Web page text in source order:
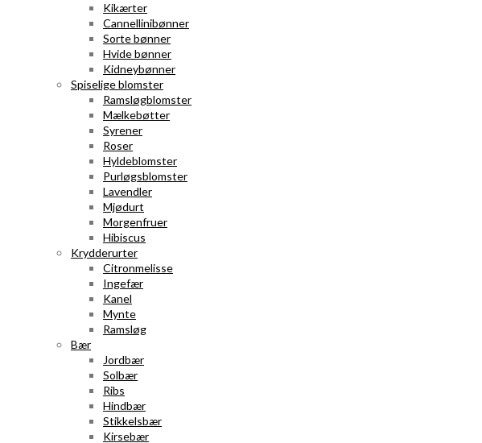
Kikærter
Cannellinibønner
Sorte bønner
Hvide bønner
Kidneybønner
Spiselige blomster
Ramsløgblomster
Mælkebøtter
Syrener
Roser
Hyldeblomster
Purløgsblomster
Lavendler
Mjødurt
Morgenfruer
Hibiscus
Krydderurter
Citronmelisse
Ingefær
Kanel
Mynte
Ramsløg
Bær
Jordbær
Solbær
Ribs
Hindbær
Stikkelsbær
Kirsebær